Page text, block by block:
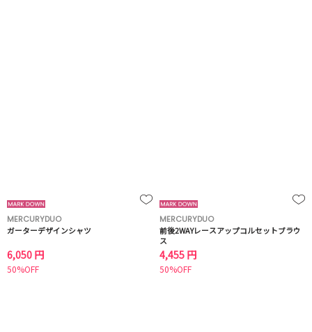
MERCURYDUO
ガーターデザインシャツ
6,050 円
50%OFF
MERCURYDUO
前後2WAYレースアップコルセットブラウ
ス
4,455 円
50%OFF